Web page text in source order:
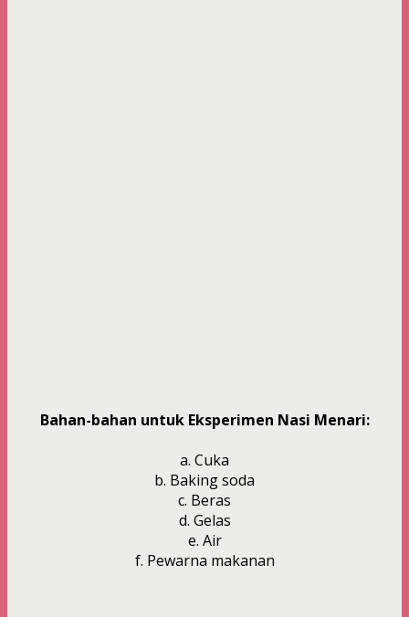
Bahan-bahan untuk Eksperimen Nasi Menari:
a. Cuka
b. Baking soda
c. Beras
d. Gelas
e. Air
f. Pewarna makanan